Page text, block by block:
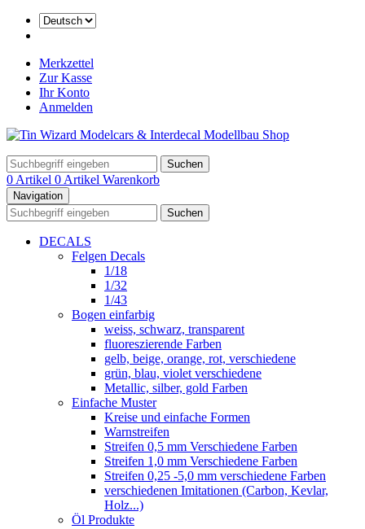
Merkzettel
Zur Kasse
Ihr Konto
Anmelden
Suchen
0 Artikel 0 Artikel Warenkorb
Navigation
Suchen
DECALS
Felgen Decals
1/18
1/32
1/43
Bogen einfarbig
weiss, schwarz, transparent
fluoreszierende Farben
gelb, beige, orange, rot, verschiedene
grün, blau, violet verschiedene
Metallic, silber, gold Farben
Einfache Muster
Kreise und einfache Formen
Warnstreifen
Streifen 0,5 mm Verschiedene Farben
Streifen 1,0 mm Verschiedene Farben
Streifen 0,25 -5,0 mm verschiedene Farben
verschiedenen Imitationen (Carbon, Kevlar,
Holz...)
Öl Produkte